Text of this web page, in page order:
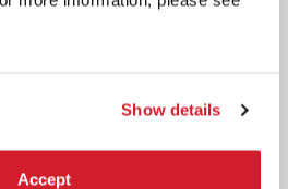
Show details
Accept